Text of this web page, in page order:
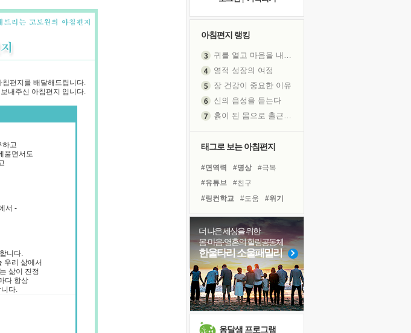
편지를 배달해드립니다.
내주신 아침편지 입니다.
하고
풀면서도
서 -
니다.
우리 삶에서
삶이 진정
다 항상
다.
아침편지 랭킹
귀를 열고 마음을 내어주고
영적 성장의 여정
장 건강이 중요한 이유
신의 음성을 듣는다
흙이 된 몸으로 출근하는 여자
졸업식 사진을 보며
극심한 변비, 어깨결림, 수면 장애
보고 싶은 어머니
마음이 멈춰 버린 곳
유년 시절의 부산 영도 바다
못된 꼰대들
희망이란
태그로 보는 아침편지
#면역력 #명상
#극복
#유튜브
#친구
#링컨학교
#도움
#위기
#독서캠프
#건강
#선택
#아이들
#경험
#희망
#삶
#리더
#바이러스
#계획
#사람
#다짐
#독서
더 나은 세상을 위한
몸·마음·영혼의 힐링공동체
한울타리 소울패밀리
옹달샘 프로그램